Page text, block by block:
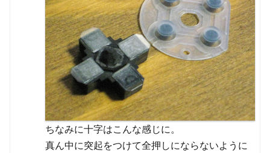
ちなみに十字はこんな感じに。
真ん中に突起をつけて全押しにならないように